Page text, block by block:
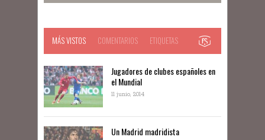
MÁS VISTOS COMENTARIOS ETIQUETAS
Jugadores de clubes españoles en
el Mundial
11 junio, 2014
Un Madrid madridista